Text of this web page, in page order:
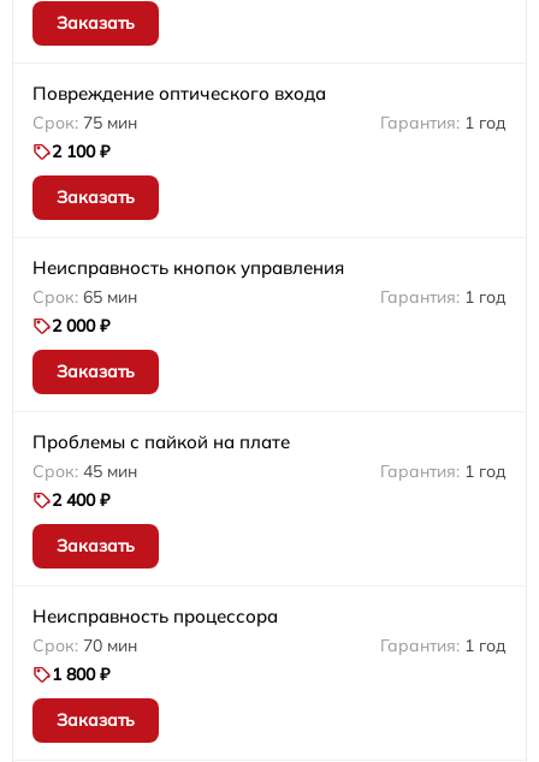
Заказать
Повреждение оптического входа
75 мин
1 год
2 100 ₽
Заказать
Неисправность кнопок управления
65 мин
1 год
2 000 ₽
Заказать
Проблемы с пайкой на плате
45 мин
1 год
2 400 ₽
Заказать
Неисправность процессора
70 мин
1 год
1 800 ₽
Заказать